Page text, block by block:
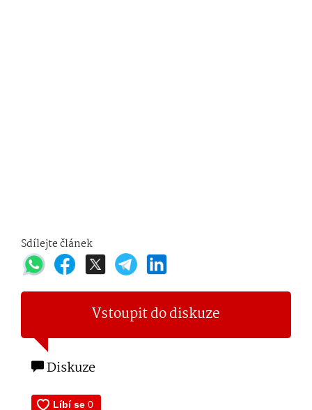
Sdílejte článek
Vstoupit do diskuze
Diskuze